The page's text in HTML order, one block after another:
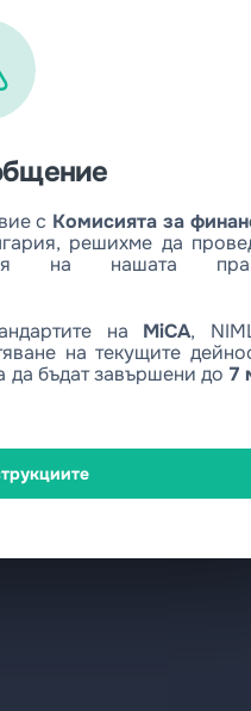
с Комисията за
решихме да
на нашата
на MiCA,
на текущите
да бъдат завършени до 7